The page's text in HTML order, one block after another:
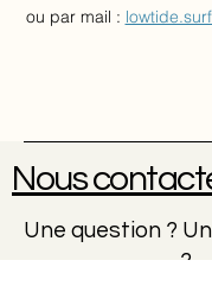
ou par mail :
Nous
Une question ?
?